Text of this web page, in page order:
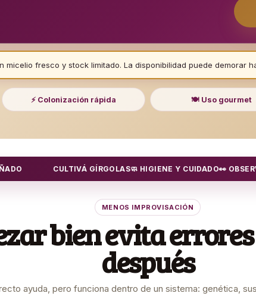
micelio fresco y stock limitado. La disponibilidad puede demorar
⚡ Colonización rápida 🍽️ Uso gourmet
CULTIVÁ GÍRGOLAS🧼 HIGIENE Y CUIDADO👀 OBSERVÁ EL
MENOS IMPROVISACIÓN
bien evita
después
ayuda, pero funciona dentro de un sistema: genética,